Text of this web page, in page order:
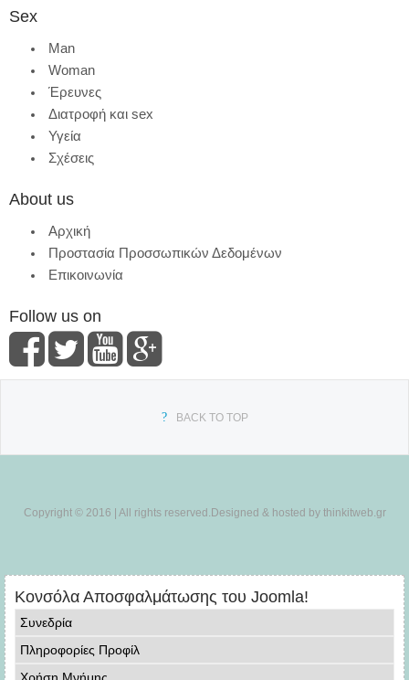
Sex
Man
Woman
Έρευνες
Διατροφή και sex
Υγεία
Σχέσεις
About us
Αρχική
Προστασία Προσσωπικών Δεδομένων
Επικοινωνία
Follow us on
BACK TO TOP
Copyright © 2016 | All rights reserved.Designed & hosted by thinkitweb.gr
Κονσόλα Αποσφαλμάτωσης του Joomla!
Συνεδρία
Πληροφορίες Προφίλ
Χρήση Μνήμης